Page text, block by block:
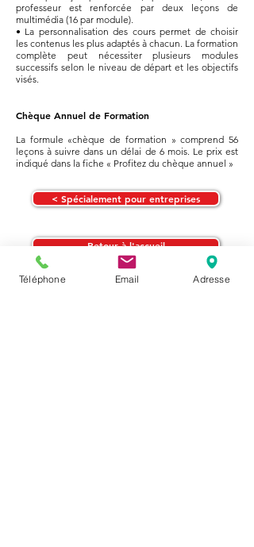
professeur est renforcée par deux leçons de
multimédia (16 par module).
• La personnalisation des cours permet de choisir
les contenus les plus adaptés à chacun. La formation
complète peut nécessiter plusieurs modules
successifs selon le niveau de départ et les objectifs
visés.
Chèque Annuel de Formation
La formule «chèque de formation » comprend 56
leçons à suivre dans un délai de 6 mois. Le prix est
indiqué dans la fiche « Profitez du chèque annuel »
< Spécialement pour entreprises
Retour à l'accueil
Téléphone Email Adresse